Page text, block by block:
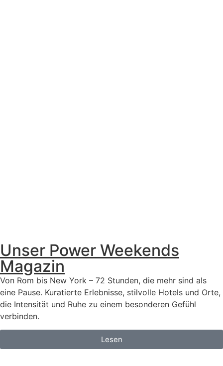
Unser Power Weekends
Magazin
Von Rom bis New York – 72 Stunden, die mehr sind als
eine Pause. Kuratierte Erlebnisse, stilvolle Hotels und Orte,
die Intensität und Ruhe zu einem besonderen Gefühl
verbinden.
Lesen